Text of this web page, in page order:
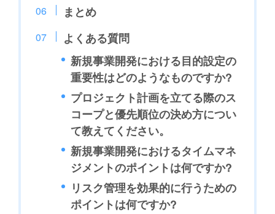
まとめ
よくある質問
新規事業開発における目的設定の
重要性はどのようなものですか?
プロジェクト計画を立てる際のス
コープと優先順位の決め方につい
て教えてください。
新規事業開発におけるタイムマネ
ジメントのポイントは何ですか?
リスク管理を効果的に行うための
ポイントは何ですか?